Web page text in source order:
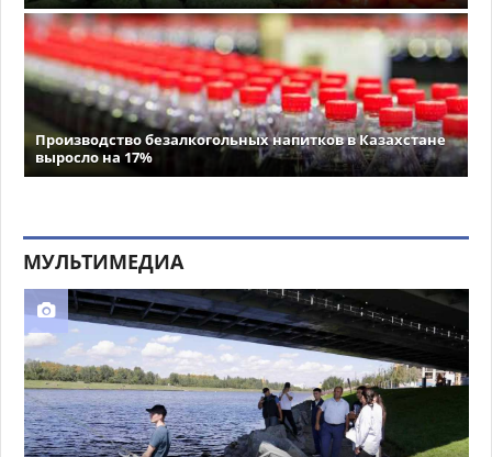
Производство безалкогольных напитков в Казахстане
выросло на 17%
МУЛЬТИМЕДИА